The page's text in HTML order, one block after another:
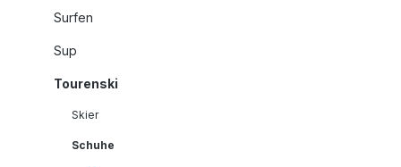
Surfen
Sup
Tourenski
Skier
Schuhe